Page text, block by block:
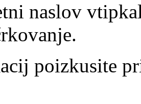
naslov
poizkusite